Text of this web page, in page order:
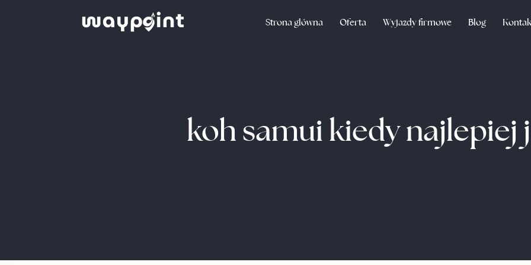
Strona główna Oferta Wyjazdy firmowe Blog
koh samui kiedy najlepiej